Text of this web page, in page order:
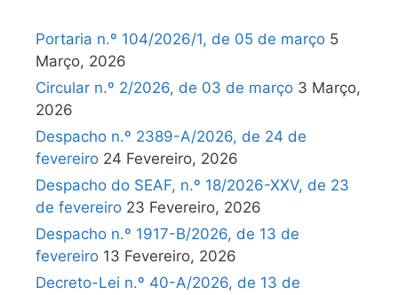
Portaria n.º 104/2026/1, de 05 de março 5
Março, 2026
Circular n.º 2/2026, de 03 de março 3 Março,
2026
Despacho n.º 2389-A/2026, de 24 de
fevereiro 24 Fevereiro, 2026
Despacho do SEAF, n.º 18/2026-XXV, de 23
de fevereiro 23 Fevereiro, 2026
Despacho n.º 1917-B/2026, de 13 de
fevereiro 13 Fevereiro, 2026
Decreto-Lei n.º 40-A/2026, de 13 de